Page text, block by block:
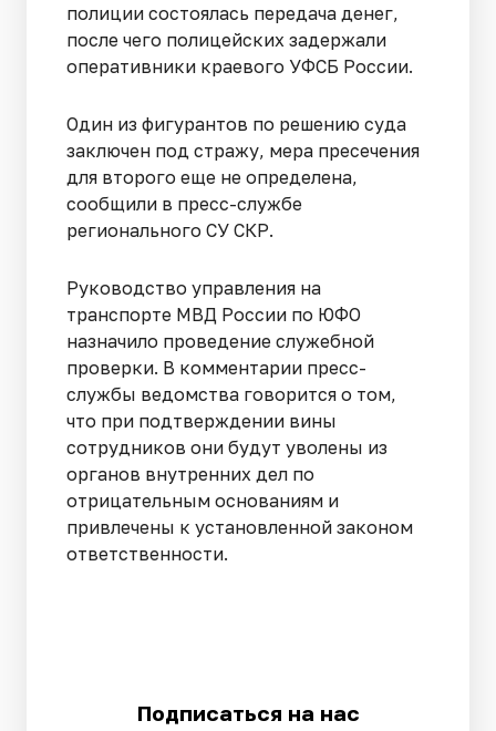
полиции состоялась передача денег,
после чего полицейских задержали
оперативники краевого УФСБ России.
Один из фигурантов по решению суда
заключен под стражу, мера пресечения
для второго еще не определена,
сообщили в пресс-службе
регионального СУ СКР.
Руководство управления на
транспорте МВД России по ЮФО
назначило проведение служебной
проверки. В комментарии пресс-
службы ведомства говорится о том,
что при подтверждении вины
сотрудников они будут уволены из
органов внутренних дел по
отрицательным основаниям и
привлечены к установленной законом
ответственности.
Подписаться на нас